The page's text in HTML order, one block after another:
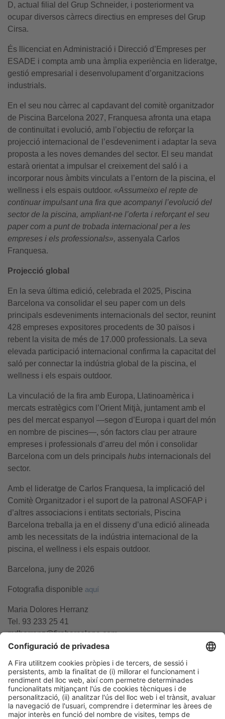
D, actual filial del Grup Schneider, i posteriorment va
ocupar diversos càrrecs directius en empreses del Grup
Cirsa.
És llicenciat en Administració i Direcció d’Empreses per
ESADE i compta amb una àmplia experiència en lideratge,
gestió empresarial i desenvolupament d’organitzacions
industrials.
En el seu nou càrrec al capdavant del comitè organitzador
de Piscina Barcelona 2027, Franquesa afronta una etapa
de continuïtat i evolució, amb l’objectiu de reforçar la
projecció internacional de l’esdeveniment i adaptar la seva
proposta a les noves demandes del sector. El seu mandat
estarà orientat a impulsar el creixement del saló i a
incorporar nous àmbits vinculats a l’entorn de la piscina, el
wellness i els espais outdoor. «Assumeixo el repte de
continuar impulsant una fira que acompanyi l’evolució del
sector de la piscina, ampliant-ne l’oferta i reforçant el seu
paper com a punt de trobada internacional per a les
empreses i els professionals», assenyala Carlos
Franquesa.
Projecció global
En la seva última edició, celebrada el 2025, Piscina
Barcelona va consolidar el seu paper com un dels
principals esdeveniments internacionals del sector, reunint
428 empreses expositores procedents de 30 països i
rebent la visita de més de 17.000 professionals. La seva
elevada participació internacional confirma la capacitat del
saló per connectar la indústria global de la piscina, el
wellness i els espais outdoor.
La vinculació de la fira amb Europa, Llatinoamèrica i
mercats estratègics com l’Orient Mitjà, juntament amb el
pes del mercat espanyol —segon d’Europa i quart del món
en nombre de piscines—, són factors clau per atraure
empreses i professionals d’arreu del món i consolidar
Barcelona com un dels principals hubs internacionals del
sector.
Amb el lideratge de Carlos Franquesa, la implicació del
Comitè Organitzador i el suport de la patronal ASOFAP i
d’altres associacions i entitats sectorials, Piscina
Barcelona treballa ja en el disseny d’una edició alineada
amb les necessitats de la indústria internacional de la
piscina, el wellness i els espais outdoor.
Barcelona, juny de 2026
Fotografia disponible aquí
Maria Dolores Herranz
Tel. 93 233 25 41
mdherranz@firabarcelona.com